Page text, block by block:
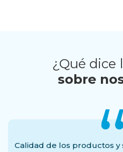
¿Qué dice
sobre
Calidad de los productos